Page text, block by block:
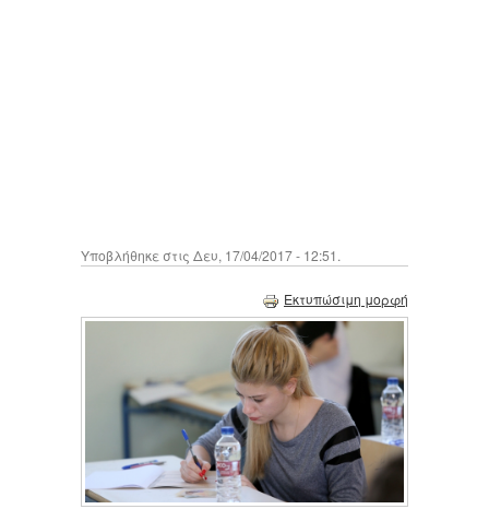
Υποβλήθηκε στις Δευ, 17/04/2017 - 12:51.
Εκτυπώσιμη μορφή